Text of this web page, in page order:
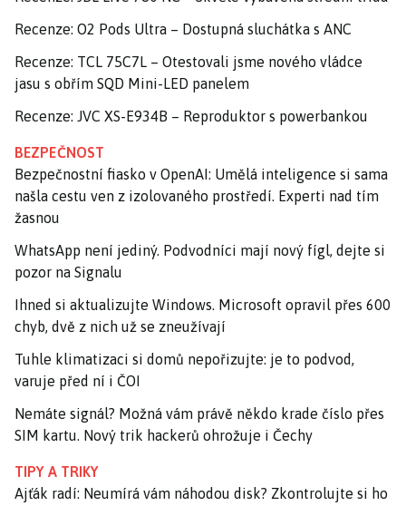
Recenze: O2 Pods Ultra – Dostupná sluchátka s ANC
Recenze: TCL 75C7L – Otestovali jsme nového vládce
jasu s obřím SQD Mini-LED panelem
Recenze: JVC XS-E934B – Reproduktor s powerbankou
BEZPEČNOST
Bezpečnostní fiasko v OpenAI: Umělá inteligence si sama
našla cestu ven z izolovaného prostředí. Experti nad tím
žasnou
WhatsApp není jediný. Podvodníci mají nový fígl, dejte si
pozor na Signalu
Ihned si aktualizujte Windows. Microsoft opravil přes 600
chyb, dvě z nich už se zneužívají
Tuhle klimatizaci si domů nepořizujte: je to podvod,
varuje před ní i ČOI
Nemáte signál? Možná vám právě někdo krade číslo přes
SIM kartu. Nový trik hackerů ohrožuje i Čechy
TIPY A TRIKY
Ajťák radí: Neumírá vám náhodou disk? Zkontrolujte si ho